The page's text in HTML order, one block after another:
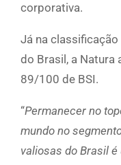
corporativa.
Já na
do Brasil, a Natura
89/100 de BSI.
“Permanecer no
mundo no
valiosas do Brasil